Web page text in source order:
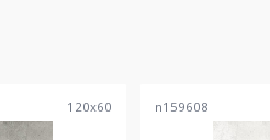
120x60 n159608